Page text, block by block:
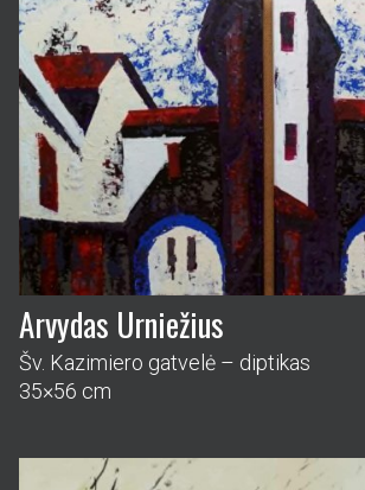
Arvydas Urniežius
Šv. Kazimiero gatvelė – diptikas
35×56 cm